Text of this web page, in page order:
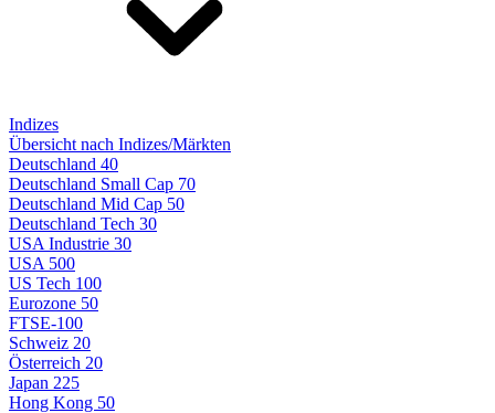
Indizes
Übersicht nach Indizes/Märkten
Deutschland 40
Deutschland Small Cap 70
Deutschland Mid Cap 50
Deutschland Tech 30
USA Industrie 30
USA 500
US Tech 100
Eurozone 50
FTSE-100
Schweiz 20
Österreich 20
Japan 225
Hong Kong 50